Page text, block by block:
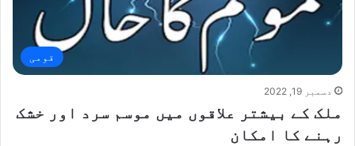
قومی
دسمبر 19, 2022
ملک کے بیشتر علاقوں میں موسم سرد اور خشک
رہنے کا امکان